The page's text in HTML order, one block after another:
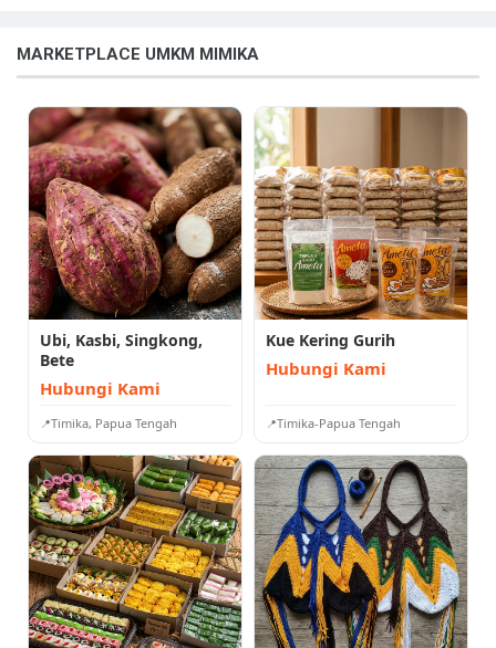
MARKETPLACE UMKM MIMIKA
Ubi, Kasbi, Singkong,
Bete
Hubungi Kami
Timika, Papua Tengah
Kue Kering Gurih
Hubungi Kami
Timika-Papua Tengah